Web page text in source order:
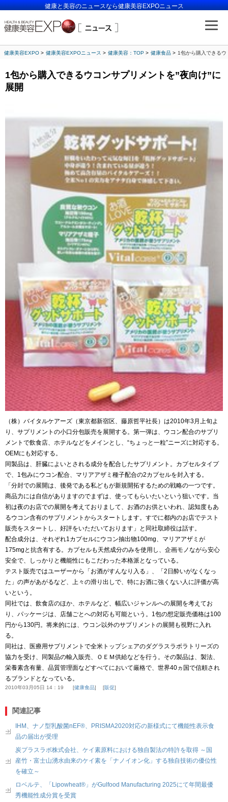
健康と美容のニュースなら健康美容EXPOニュース
健康美容EXPO 健康美容EXPOニュース 健康美容：TOP 健康食品 1包から購入できるウ
1包から購入できるウコンサプリメントを”夜向け”に
展開
（株）バイタルケアーズ（東京都新宿区、藤原哲平社長）は2010年3月上旬よ
り、サプリメントの小口分包販売を展開する。第一弾は、ウコン配合のサプリ
メントで飲食店、ホテルなどをメインとし、“ちょっと一粒”ニーズに対応する。
OEMにも対応する。
同製品は、肝臓によいとされる成分を配合したサプリメント。カプセルタイプ
で、1包みにウコン配合、マリアアザミ種子配合の2カプセルを封入する。
「分封での展開は、後発である私どもが新規開拓するための戦略の一つです。
商品力には自信がありますのでまずは、使ってもらいたいという狙いです。当
初は夜のお店での展開を考えておりまして、お酒のお供といわれ、認知度もあ
るウコン含有のサプリメントからスタートします。すでに都内のお店でテスト
販売をスタートし、好評をいただいております」と同社取締役は話す。
配合成分は、それぞれ1カプセルにウコン抽出物100mg、マリアアザミが
175mgと抗含有する。カプセルも天然成分のみを使用し、企画モノながら安心
安全で、しっかりと機能性にもこだわった本格派となっている。
テスト販売ではユーザーから「お酒がすんなり入る」、「2日酔いがなくなっ
た」の声があがるなど、上々の滑り出しで、特にお酒に強くない人に評価が高
いという。
同社では、飲食店のほか、ホテルなど、幅広いジャンルへの展開を考えてお
り、パッケージは、店舗ごとへの対応も可能という。1包の想定販売価格は100
円から130円。将来的には、ウコン以外のサプリメントの展開も視野に入れ
る。
同社は、医療用サプリメントで全米トップシェアのダグラスラボラトリーズの
協力を受け、同製品の輸入販売、ＯＥＭ供給などを行う。その製品は、製法、
栄養素含有量、品質管理面などすべてにおいて厳格で、世界40ヵ国で信頼され
るブランドとなっている。
2010年03月05日 14：19 健康食品 販促
関連記事
IHM、ナノ型乳酸菌nEF®、PRISMA2020対応の新様式にて機能性表示食
品の届出が受理
炭プラスラボ株式会社、ケイ素原料における独自製法の特許を取得 ～国
産竹・富士山湧水由来のケイ素を「ナノイオン化」する独自技術の優位性
を確立～
ロベルテ、「Lipowheat®」がGulfood Manufacturing 2025にて年間最優
秀機能性成分賞を受賞